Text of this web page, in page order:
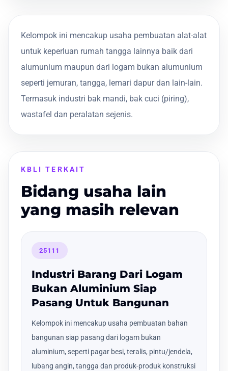
Kelompok ini mencakup usaha pembuatan alat-alat
untuk keperluan rumah tangga lainnya baik dari
alumunium maupun dari logam bukan alumunium
seperti jemuran, tangga, lemari dapur dan lain-lain.
Termasuk industri bak mandi, bak cuci (piring),
wastafel dan peralatan sejenis.
KBLI TERKAIT
Bidang usaha lain
yang masih relevan
25111
Industri Barang Dari Logam
Bukan Aluminium Siap
Pasang Untuk Bangunan
Kelompok ini mencakup usaha pembuatan bahan
bangunan siap pasang dari logam bukan
aluminium, seperti pagar besi, teralis, pintu/jendela,
lubang angin, tangga dan produk-produk konstruksi